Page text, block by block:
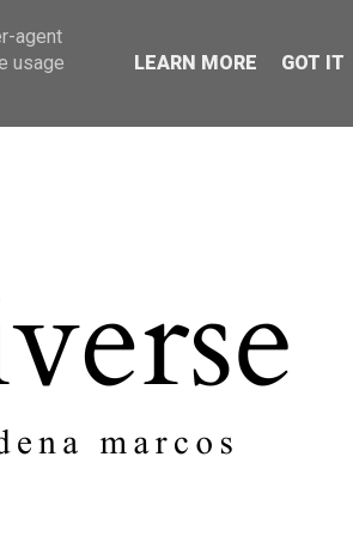
SOBRE MI
agent
usage
LEARN MORE GOT IT